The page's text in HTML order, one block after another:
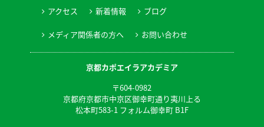
アクセス 新着情報 ブログ
メディア関係者の方へ お問い合わせ
京都カポエイラアカデミア
〒604-0982
京都府京都市中京区御幸町通り夷川上る
松本町583-1 フォルム御幸町 B1F